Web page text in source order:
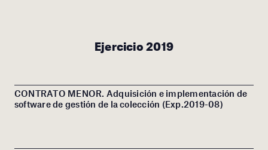
Ejercicio 2019
CONTRATO MENOR. Adquisición e implementación de
software de gestión de la colección (Exp.2019-08)